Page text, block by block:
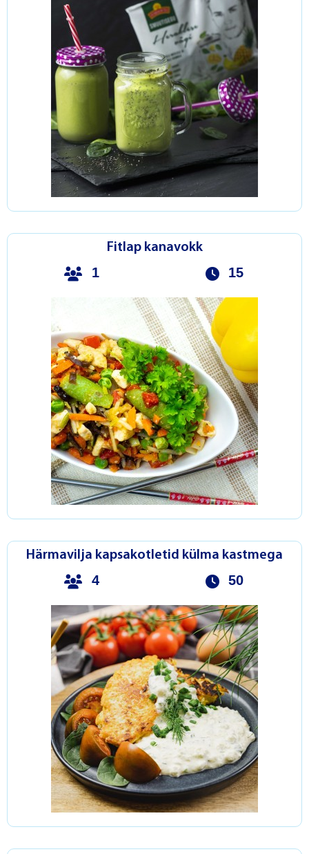
Fitlap kanavokk
1 15
Härmavilja kapsakotletid külma kastmega
4 50